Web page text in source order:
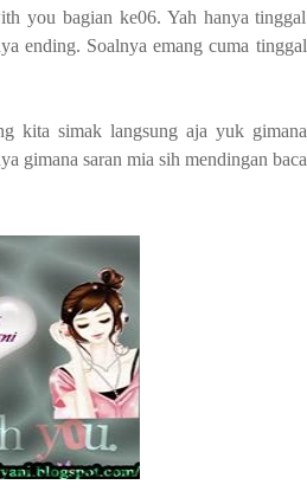
you bagian ke06. Yah hanya tinggal
ending. Soalnya emang cuma tinggal
kita simak langsung aja yuk gimana
gimana saran mia sih mendingan baca